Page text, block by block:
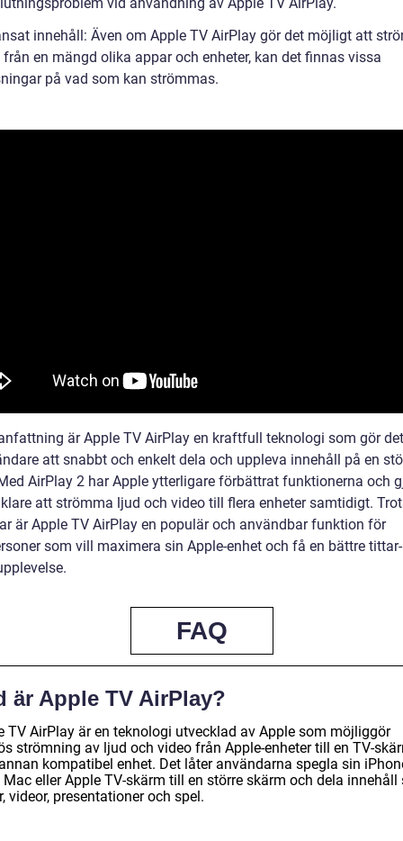
innehåll: Även om Apple TV AirPlay gör det möjligt att
en mängd olika appar och enheter, kan det finnas vissa
på vad som kan strömmas.
är Apple TV AirPlay en kraftfull teknologi som gör
att snabbt och enkelt dela och uppleva innehåll på en
AirPlay 2 har Apple ytterligare förbättrat funktionerna och
att strömma ljud och video till flera enheter samtidigt.
är Apple TV AirPlay en populär och användbar funktion för
som vill maximera sin Apple-enhet och få en bättre
FAQ
är Apple TV AirPlay?
TV AirPlay är en teknologi utvecklad av Apple som möjliggör
strömning av ljud och video från Apple-enheter till en TV-
kompatibel enhet. Det låter användarna spegla sin
Mac eller Apple TV-skärm till en större skärm och dela innehåll
videor, presentationer och spel.